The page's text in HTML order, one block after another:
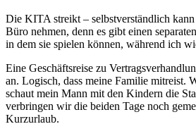
Die KITA streikt – selbstverständlich
Büro nehmen, denn es gibt einen
in dem sie spielen können, während ich
Eine Geschäftsreise zu
an. Logisch, dass meine Familie mitreist.
schaut mein Mann mit den Kindern die
verbringen wir die beiden Tage noch
Kurzurlaub.